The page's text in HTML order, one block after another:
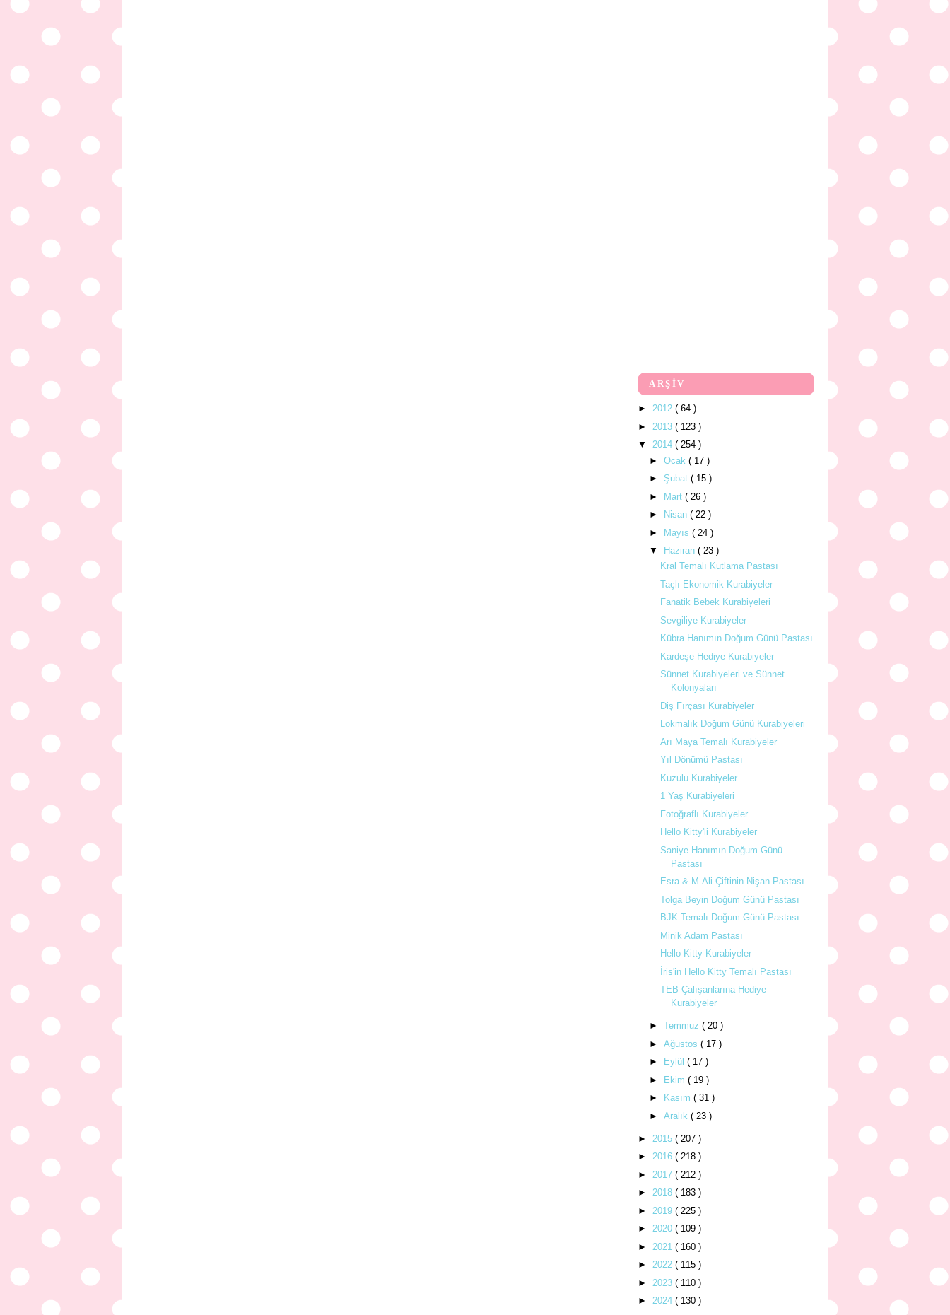
ARŞİV
► 2012 ( 64 )
► 2013 ( 123 )
▼ 2014 ( 254 )
► Ocak ( 17 )
► Şubat ( 15 )
► Mart ( 26 )
►
Nisan ( 22 )
► Mayıs ( 24 )
▼
Haziran ( 23 )
Kral Temalı Kutlama Pastası
Taçlı Ekonomik Kurabiyeler
Fanatik Bebek Kurabiyeleri
Sevgiliye Kurabiyeler
Kübra Hanımın Doğum Günü Pastası
Kardeşe Hediye Kurabiyeler
Sünnet Kurabiyeleri ve Sünnet
Kolonyaları
Diş Fırçası Kurabiyeler
Lokmalık Doğum Günü Kurabiyeleri
Arı Maya Temalı Kurabiyeler
Yıl Dönümü Pastası
Kuzulu Kurabiyeler
1 Yaş Kurabiyeleri
Fotoğraflı Kurabiyeler
Hello Kitty'li Kurabiyeler
Saniye Hanımın Doğum Günü
Pastası
Esra & M.Ali Çiftinin Nişan Pastası
Tolga Beyin Doğum Günü Pastası
BJK Temalı Doğum Günü Pastası
Minik Adam Pastası
Hello Kitty Kurabiyeler
İris'in Hello Kitty Temalı Pastası
TEB Çalışanlarına Hediye
Kurabiyeler
► Temmuz ( 20 )
► Ağustos ( 17 )
►
Eylül ( 17 )
►
Ekim ( 19 )
►
Kasım ( 31 )
► Aralık ( 23 )
► 2015 ( 207 )
► 2016 ( 218 )
► 2017 ( 212 )
► 2018 ( 183 )
► 2019 ( 225 )
► 2020 ( 109 )
► 2021 ( 160 )
► 2022 ( 115 )
► 2023 ( 110 )
► 2024 ( 130 )